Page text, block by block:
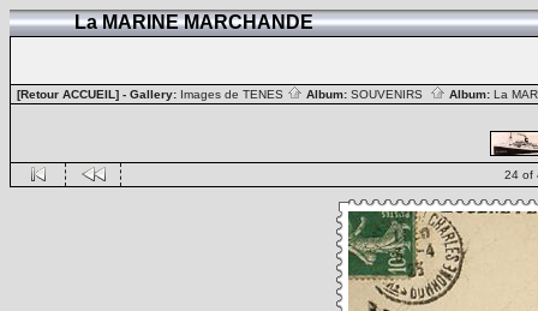
La MARINE MARCHANDE
[Retour ACCUEIL] - Gallery: Images de TENES Album: SOUVENIRS Album: La
24 of